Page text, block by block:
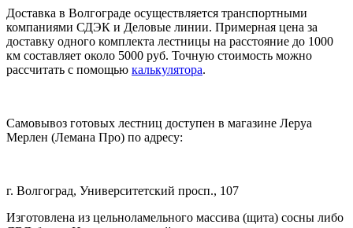
Доставка в Волгограде осуществляется транспортными
компаниями СДЭК и Деловые линии. Примерная цена за
доставку одного комплекта лестницы на расстояние до 1000
км составляет около 5000 руб. Точную стоимость можно
рассчитать с помощью калькулятора.
Самовывоз готовых лестниц доступен в магазине Леруа
Мерлен (Лемана Про) по адресу:
г. Волгоград, Университетский просп., 107
Изготовлена из цельноламельного массива (щита) сосны либо